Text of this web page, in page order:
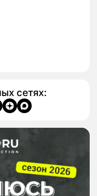
сетях: